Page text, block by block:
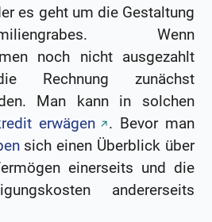
es geht um die Gestaltung
Wenn
noch nicht ausgezahlt
Rechnung zunächst
Man kann in solchen
erwägen
. Bevor man
sich einen Überblick über
einerseits und die
andererseits